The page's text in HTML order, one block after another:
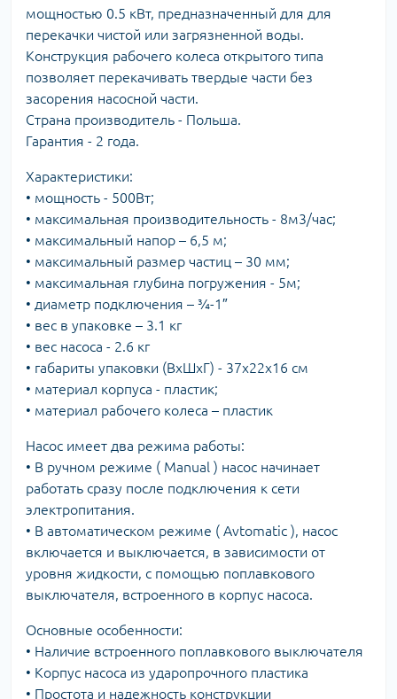
мощностью 0.5 кВт, предназначенный для для
перекачки чистой или загрязненной воды.
Конструкция рабочего колеса открытого типа
позволяет перекачивать твердые части без
засорения насосной части.
Страна производитель - Польша.
Гарантия - 2 года.
Характеристики:
• мощность - 500Вт;
• максимальная производительность - 8м3/час;
• максимальный напор – 6,5 м;
• максимальный размер частиц – 30 мм;
• максимальная глубина погружения - 5м;
• диаметр подключения – ¾-1″
• вес в упаковке – 3.1 кг
• вес насоса - 2.6 кг
• габариты упаковки (ВхШхГ) - 37х22х16 см
• материал корпуса - пластик;
• материал рабочего колеса – пластик
Насос имеет два режима работы:
• В ручном режиме ( Manual ) насос начинает
работать сразу после подключения к сети
электропитания.
• В автоматическом режиме ( Avtomatic ), насос
включается и выключается, в зависимости от
уровня жидкости, с помощью поплавкового
выключателя, встроенного в корпус насоса.
Основные особенности:
• Наличие встроенного поплавкового выключателя
• Корпус насоса из ударопрочного пластика
• Простота и надежность конструкции